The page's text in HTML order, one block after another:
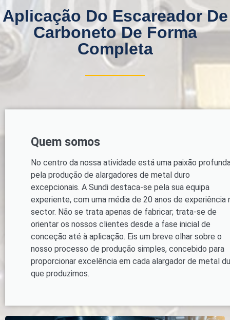
Aplicação Do Escareador De
Carboneto De Forma
Completa
Quem somos
No centro da nossa atividade está uma paixão
pela produção de alargadores de metal duro
excepcionais. A Sundi destaca-se pela sua equipa
experiente, com uma média de 20 anos de experiência
sector. Não se trata apenas de fabricar; trata-se de
orientar os nossos clientes desde a fase inicial de
conceção até à aplicação. Eis um breve olhar sobre o
nosso processo de produção simples, concebido para
proporcionar excelência em cada alargador de metal
que produzimos.